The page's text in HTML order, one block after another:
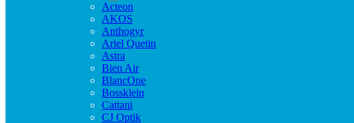
Acteon
AKOS
Anthogyr
Ariel Quetin
Astra
Bien Air
BlancOne
Bossklein
Cattani
CJ Optik